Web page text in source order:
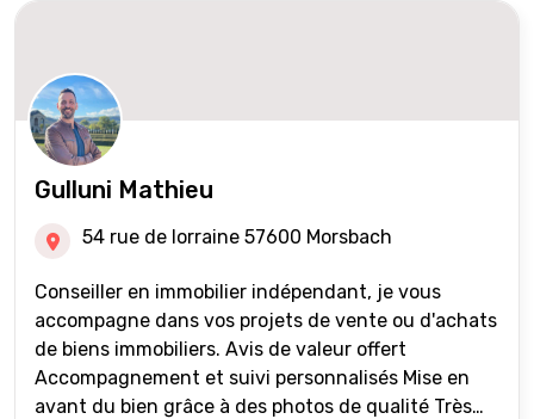
Gulluni Mathieu
54 rue de lorraine 57600 Morsbach
Conseiller en immobilier indépendant, je vous
accompagne dans vos projets de vente ou d'achats
de biens immobiliers. Avis de valeur offert
Accompagnement et suivi personnalisés Mise en
avant du bien grâce à des photos de qualité Très